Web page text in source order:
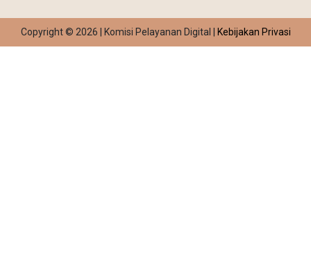
Copyright © 2026 | Komisi Pelayanan Digital | Kebijakan Privasi